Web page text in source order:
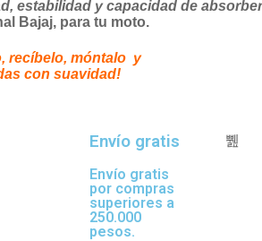
estabilidad y capacidad de
Bajaj, para tu moto.
carrito, recíbelo,
con suavidad!
Envío gratis
Envío gratis
por compras
superiores a
250.000
pesos.